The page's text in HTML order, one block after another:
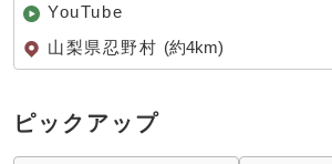
YouTube
山梨県忍野村 (約4km)
ピックアップ